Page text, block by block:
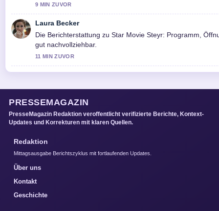
9 MIN ZUVOR
Laura Becker
Die Berichterstattung zu Star Movie Steyr: Programm,
gut nachvollziehbar.
11 MIN ZUVOR
PRESSEMAGAZIN
PresseMagazin Redaktion veroffentlicht verifizierte Berichte, Kontext-
Updates und Korrekturen mit klaren Quellen.
Redaktion
Mittagsausgabe Berichtszyklus mit fortlaufenden Updates.
Über uns
Kontakt
Geschichte